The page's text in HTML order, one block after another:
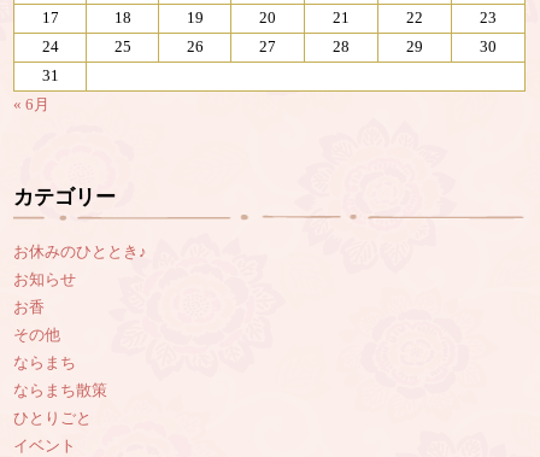
17
18 19 20 21 22
23
24
25 26 27 28 29
30
31
« 6月
カテゴリー
お休みのひととき♪
お知らせ
お香
その他
ならまち
ならまち散策
ひとりごと
イベント